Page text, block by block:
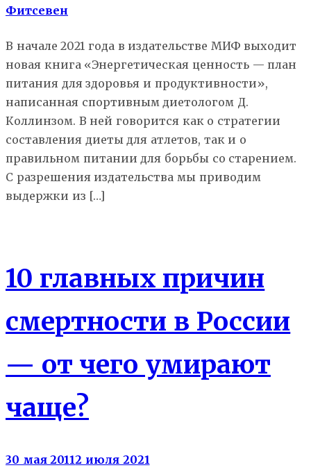
Фитсевен
В начале 2021 года в издательстве МИФ выходит
новая книга «Энергетическая ценность — план
питания для здоровья и продуктивности»,
написанная спортивным диетологом Д.
Коллинзом. В ней говорится как о стратегии
составления диеты для атлетов, так и о
правильном питании для борьбы со старением.
С разрешения издательства мы приводим
выдержки из […]
10 главных причин
смертности в России
— от чего умирают
чаще?
30 мая 20112 июля 2021